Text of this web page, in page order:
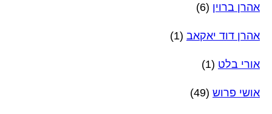
אהרן ברוין (6)
אהרן דוד יאקאב (1)
אורי בלט (1)
אושי פרוש (49)